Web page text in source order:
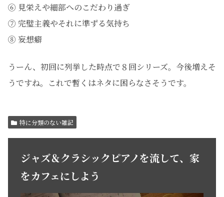
⑥ 見栄えや細部へのこだわり過ぎ
⑦ 完璧主義やそれに準ずる気持ち
⑧ 妄想癖
うーん、初回に列挙した時点で８回シリーズ。今後増えそ
うですね。これで暫くはネタに困らなさそうです。
特に分類のない雑記
ジャズ＆クラシックピアノを流して、家
をカフェにしよう